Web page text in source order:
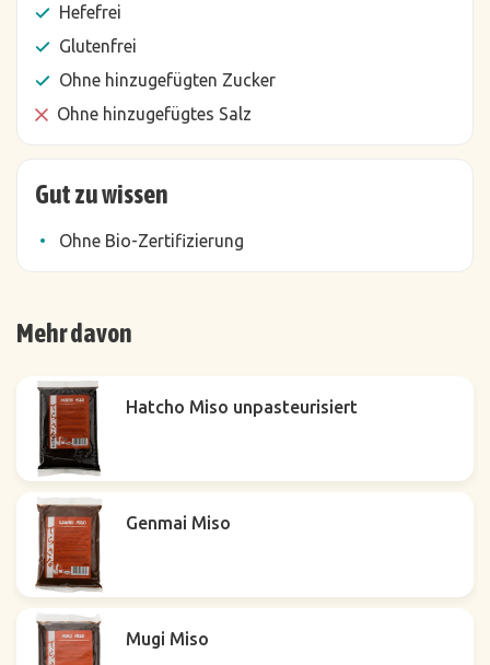
Hefefrei
Glutenfrei
Ohne hinzugefügten Zucker
Ohne hinzugefügtes Salz
Gut zu wissen
Ohne Bio-Zertifizierung
Mehr davon
Hatcho Miso unpasteurisiert
Genmai Miso
Mugi Miso